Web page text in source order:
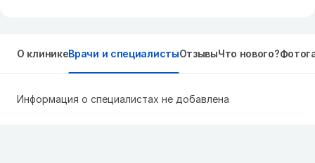
О клиникеВрачи и специалистыОтзывыЧто нового?
Информация о специалистах не добавлена